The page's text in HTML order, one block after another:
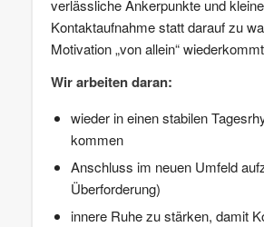
verlässliche Ankerpunkte und
Kontaktaufnahme statt darauf zu
Motivation „von allein“
Wir arbeiten daran:
wieder in einen stabilen
kommen
Anschluss im neuen Umfeld
Überforderung)
innere Ruhe zu stärken, damit